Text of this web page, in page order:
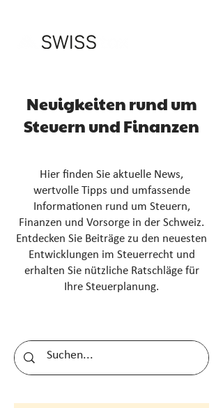
Neuigkeiten rund um
Steuern und Finanzen
Hier finden Sie aktuelle News,
wertvolle Tipps und umfassende
Informationen rund um Steuern,
Finanzen und Vorsorge in der Schweiz.
Entdecken Sie Beiträge zu den neuesten
Entwicklungen im Steuerrecht und
erhalten Sie nützliche Ratschläge für
Ihre Steuerplanung.